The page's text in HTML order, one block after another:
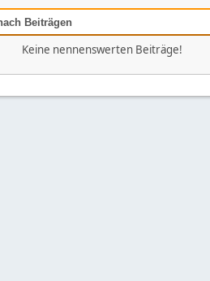
Beiträgen
Keine nennenswerten Beiträge!